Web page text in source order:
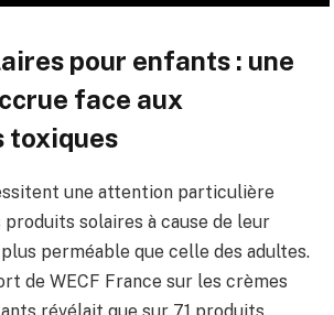
pour enfants : une
face aux
toxiques
une attention particulière
produits solaires à cause de leur
perméable que celle des adultes.
de WECF France sur les crèmes